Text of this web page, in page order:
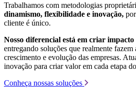
Trabalhamos com metodologias
dinamismo, flexibilidade e inovação,
cliente é único.
Nosso diferencial está em criar
entregando soluções que realmente fazem
crescimento e evolução das empresas.
inovação para criar valor em cada etapa
Conheça nossas soluções